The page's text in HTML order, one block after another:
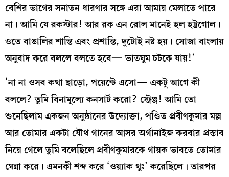
বেশির ভাগের সনাতন ধারণার সঙ্গে এরা আমায় মেলাতে পারে
না। আমি যে রকস্টার! আর রক এন রোল মানেই হল হট্টগোল।
ওতে বাঙালির শান্তি এবং প্রশান্তি, দুটোই নষ্ট হয়। সোজা বাংলায়
অনুবাদ করে বললে বলতে হবে— ভাতঘুম চটকে যায়!’
‘না না ওসব কথা ছাড়ো, পয়েন্টে এসো— একটু আগে কী
বললে? তুমি বিনামূল্যে কনসার্ট করো? স্ট্রেঞ্জ! আমি তো
শুনেছিলাম একজন অনুষ্ঠানের উদ্যোক্তা, পণ্ডিত প্রবীণকুমার মল্ল
আর তোমার একটা যৌথ গানের আসর অর্গানাইজ করবার প্রস্তাব
নিয়ে গেলে তুমি বলেছিলে প্রবীণকুমারকে গায়ক ভাবতে তোমার
ঘেন্না করে। এমনকী শব্দ করে ‘ওয়্যাক থুঃ’ করেছিলে। তারপর